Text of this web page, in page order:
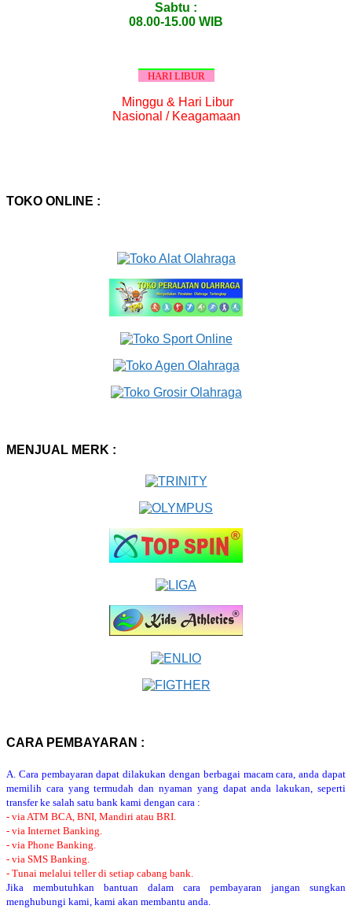
Sabtu :
08.00-15.00 WIB
HARI LIBUR
Minggu & Hari Libur
Nasional / Keagamaan
TOKO ONLINE :
MENJUAL MERK :
CARA PEMBAYARAN :
A. Cara pembayaran dapat dilakukan dengan berbagai macam cara, anda dapat
memilih cara yang termudah dan nyaman yang dapat anda lakukan, seperti
transfer ke salah satu bank kami dengan cara :
- via ATM BCA, BNI, Mandiri atau BRI.
- via Internet Banking.
- via Phone Banking.
- via SMS Banking.
- Tunai melalui teller di setiap cabang bank.
Jika membutuhkan bantuan dalam cara pembayaran jangan sungkan
menghubungi kami, kami akan membantu anda.